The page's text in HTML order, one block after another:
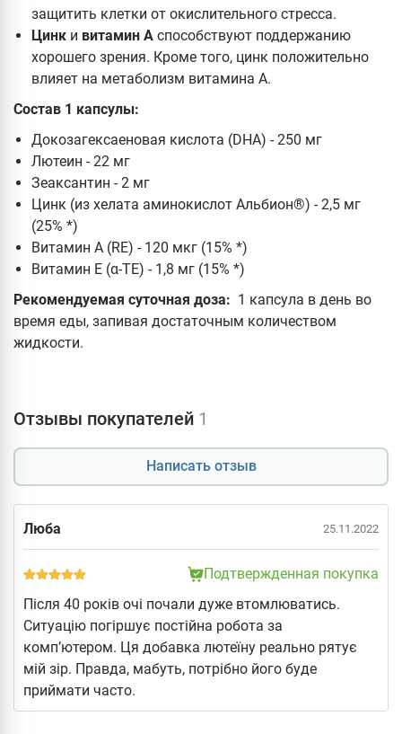
защитить клетки от окислительного стресса.
Цинк и витамин А способствуют поддержанию
хорошего зрения. Кроме того, цинк положительно
влияет на метаболизм витамина А.
Состав 1 капсулы:
Докозагексаеновая кислота (DHA) - 250 мг
Лютеин - 22 мг
Зеаксантин - 2 мг
Цинк (из хелата аминокислот Альбион®) - 2,5 мг
(25% *)
Витамин А (RE) - 120 мкг (15% *)
Витамин E (α-TE) - 1,8 мг (15% *)
Рекомендуемая суточная доза: 1 капсула в день во
время еды, запивая достаточным количеством
жидкости.
Отзывы покупателей 1
Написать отзыв
Люба 25.11.2022
Подтвержденная покупка
Після 40 років очі почали дуже втомлюватись.
Ситуацію погіршує постійна робота за
комп’ютером. Ця добавка лютеїну реально рятує
мій зір. Правда, мабуть, потрібно його буде
приймати часто.